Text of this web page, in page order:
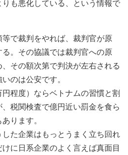
も悪化している、という情報で
で裁判をやれば、裁判官が原
。その協議では裁判官への原
その額次第で判決が左右される
のは公安です。
程度）ならベトナムの習慣と割
税関検査で億円近い罰金を食ら
ります。
た企業はもっとうまく立ち回れ
に日系企業のよく言えば真面目